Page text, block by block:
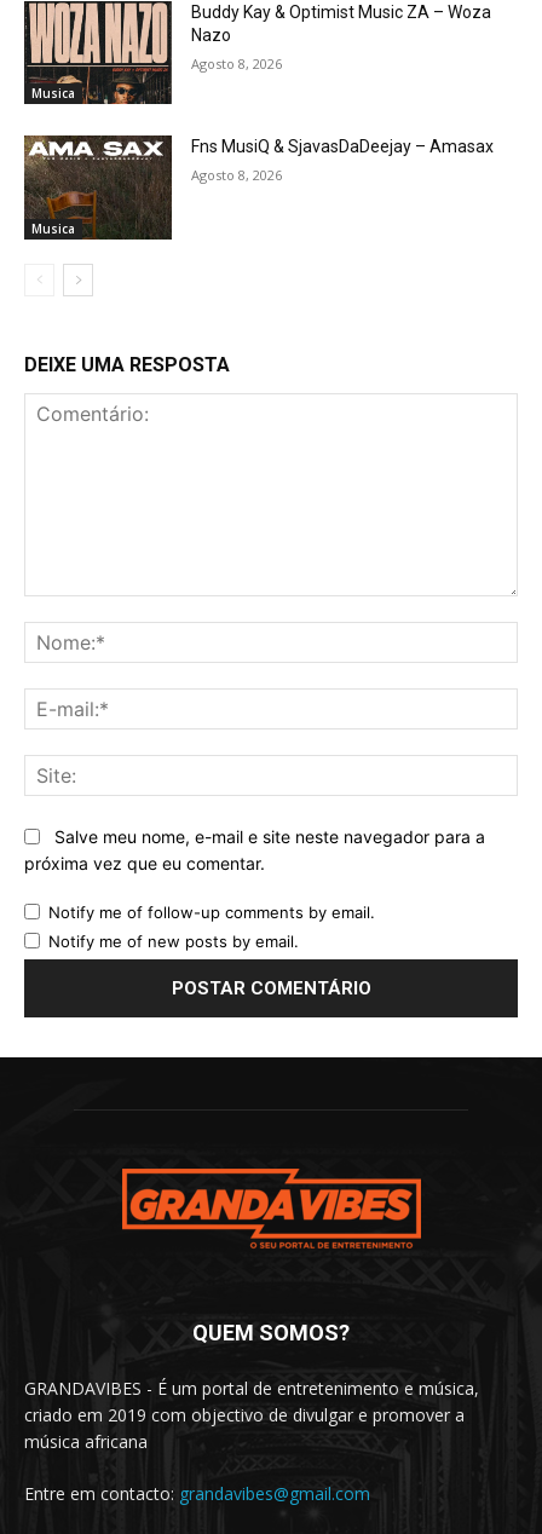
Musica
Buddy Kay & Optimist Music ZA – Woza
Nazo
Agosto 8, 2026
Musica
Fns MusiQ & SjavasDaDeejay – Amasax
Agosto 8, 2026
DEIXE UMA RESPOSTA
Salve meu nome, e-mail e site neste navegador para a
próxima vez que eu comentar.
Notify me of follow-up comments by email.
Notify me of new posts by email.
QUEM SOMOS?
GRANDAVIBES - É um portal de entretenimento e música,
criado em 2019 com objectivo de divulgar e promover a
música africana
Entre em contacto: grandavibes@gmail.com